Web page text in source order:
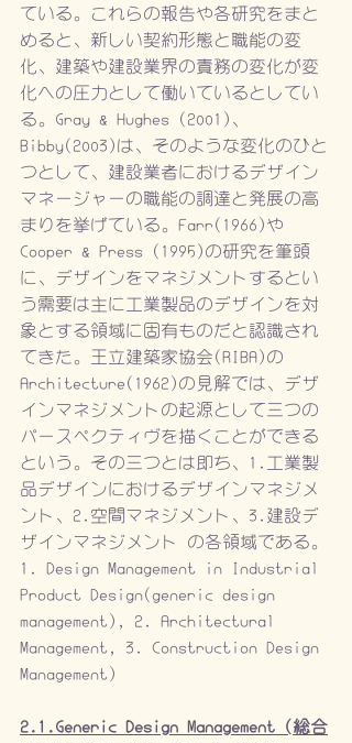
ている。これらの報告や各研究をまと
めると、新しい契約形態と職能の変
化、建築や建設業界の責務の変化が変
化への圧力として働いているとしてい
る。Gray & Hughes (2001)、
Bibby(2003)は、そのような変化のひと
つとして、建設業者におけるデザイン
マネージャーの職能の調達と発展の高
まりを挙げている。Farr(1966)や
Cooper & Press (1995)の研究を筆頭
に、デザインをマネジメントするとい
う需要は主に工業製品のデザインを対
象とする領域に固有ものだと認識され
てきた。王立建築家協会(RIBA)の
Architecture(1962)の見解では、デザ
インマネジメントの起源として三つの
パースペクティヴを描くことができる
という。その三つとは即ち、1.工業製
品デザインにおけるデザインマネジメ
ント、2.空間マネジメント、3.建設デ
ザインマネジメント の各領域である。
1. Design Management in Industrial
Product Design(generic design
management), 2. Architectural
Management, 3. Construction Design
Management)
2.1.Generic Design Management (総合